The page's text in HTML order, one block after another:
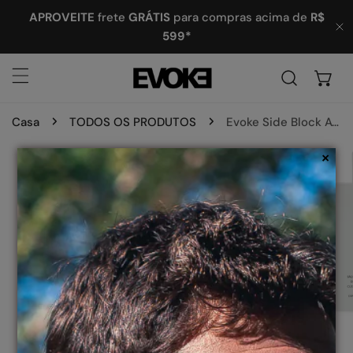
O CONTEÚDO
APROVEITE frete GRÁTIS para compras acima de R$
599*
Casa TODOS OS PRODUTOS Evoke Side Block Avalanche - 14C Rose
DO PRODUTO ×